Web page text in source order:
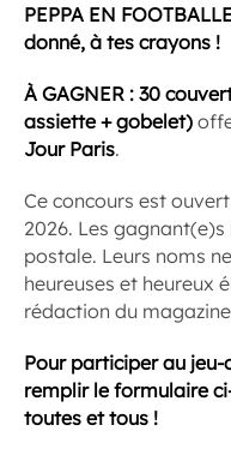
PEPPA EN
donné, à tes crayons !
À GAGNER : 30
assiette + gobelet)
Jour Paris.
Ce concours est
2026. Les
postale. Leurs noms
heureuses et heureux
rédaction du
Pour participer au jeu-
remplir le formulaire
toutes et tous !